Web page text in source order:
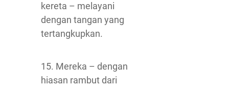
kereta – melayani
dengan tangan yang
tertangkupkan.
15. Mereka – dengan
hiasan rambut dari